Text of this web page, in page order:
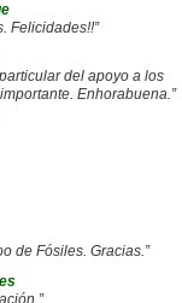
Felicidades!!”
del apoyo a los
Enhorabuena.”
de Fósiles. Gracias.”